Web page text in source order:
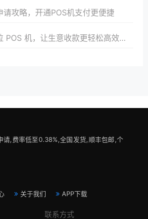
请攻略，开通POS机支付更便捷
机，让生意收款更轻松高效？有妙招
请,费率低至0.38%,全国发货,顺丰包邮,个
关于我们 APP下载
联系方式